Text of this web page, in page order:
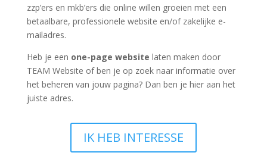
zzp’ers en mkb’ers die online willen groeien met een
betaalbare, professionele website en/of zakelijke e-
mailadres.
Heb je een one-page website laten maken door
TEAM Website of ben je op zoek naar informatie over
het beheren van jouw pagina? Dan ben je hier aan het
juiste adres.
IK HEB INTERESSE